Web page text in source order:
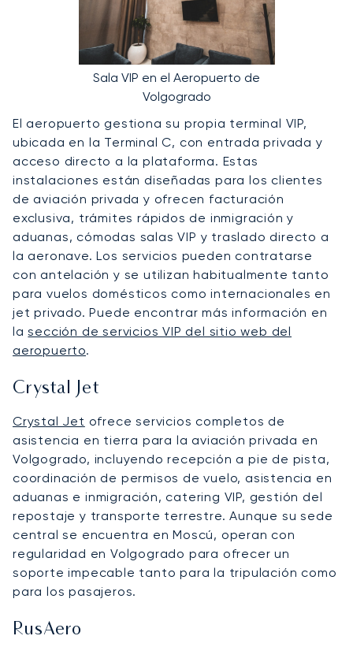
Sala VIP en el Aeropuerto de
Volgogrado
El aeropuerto gestiona su propia terminal VIP,
ubicada en la Terminal C, con entrada privada y
acceso directo a la plataforma. Estas
instalaciones están diseñadas para los clientes
de aviación privada y ofrecen facturación
exclusiva, trámites rápidos de inmigración y
aduanas, cómodas salas VIP y traslado directo a
la aeronave. Los servicios pueden contratarse
con antelación y se utilizan habitualmente tanto
para vuelos domésticos como internacionales en
jet privado. Puede encontrar más información en
lasección de servicios VIP del sitio web del
aeropuerto.
Crystal Jet
Crystal Jet ofrece servicios completos de
asistencia en tierra para la aviación privada en
Volgogrado, incluyendo recepción a pie de pista,
coordinación de permisos de vuelo, asistencia en
aduanas e inmigración, catering VIP, gestión del
repostaje y transporte terrestre. Aunque su sede
central se encuentra en Moscú, operan con
regularidad en Volgogrado para ofrecer un
soporte impecable tanto para la tripulación como
para los pasajeros.
RusAero